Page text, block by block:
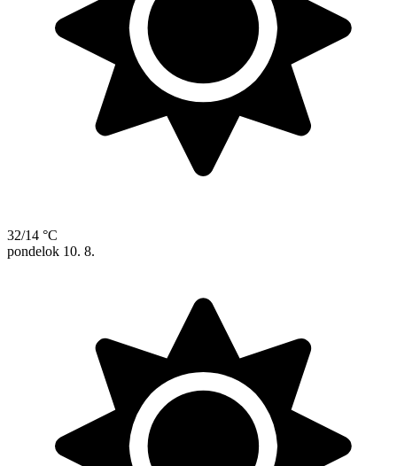
32/14 °C
pondelok 10. 8.